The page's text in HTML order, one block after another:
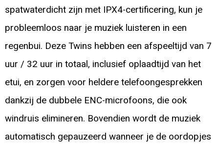
spatwaterdicht zijn met IPX4-certificering, kun je
probleemloos naar je muziek luisteren in een
regenbui. Deze Twins hebben een afspeeltijd van 7
uur / 32 uur in totaal, inclusief oplaadtijd van het
etui, en zorgen voor heldere telefoongesprekken
dankzij de dubbele ENC-microfoons, die ook
windruis elimineren. Bovendien wordt de muziek
automatisch gepauzeerd wanneer je de oordopjes